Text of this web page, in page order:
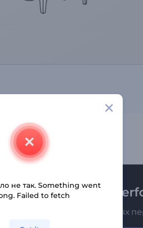
к рассылке
и новых предложениях
не так. Something went
Failed to fetch